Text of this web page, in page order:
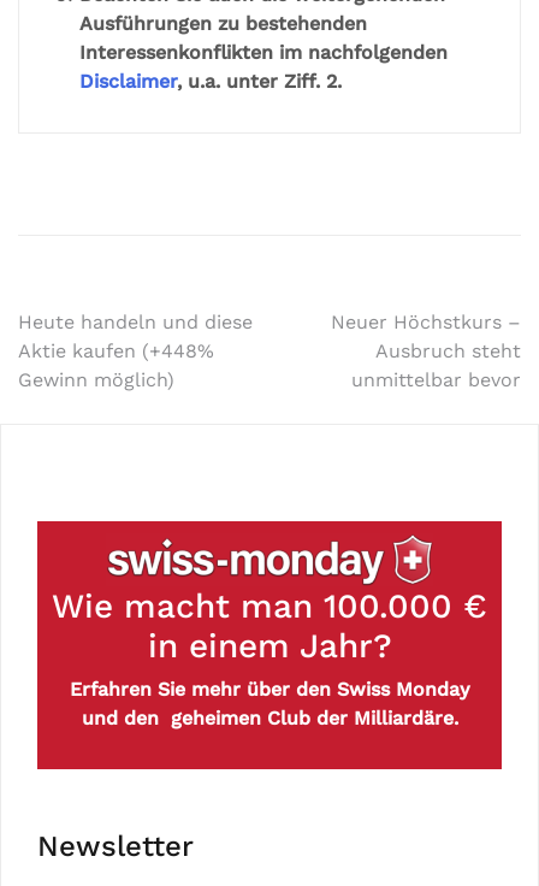
Ausführungen zu bestehenden
Interessenkonflikten im nachfolgenden
Disclaimer, u.a. unter Ziff. 2.
Heute handeln und diese
Aktie kaufen (+448%
Gewinn möglich)
Neuer Höchstkurs –
Ausbruch steht
unmittelbar bevor
Wie macht man 100.000 €
in einem Jahr?
Erfahren Sie mehr über den Swiss Monday
und den geheimen Club der Milliardäre.
Newsletter